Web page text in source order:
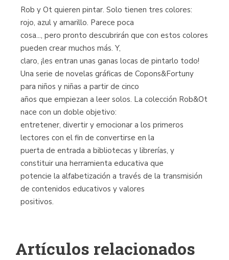
Rob y Ot quieren pintar. Solo tienen tres colores:
rojo, azul y amarillo. Parece poca
cosa..., pero pronto descubrirán que con estos colores
pueden crear muchos más. Y,
claro, ¡les entran unas ganas locas de pintarlo todo!
Una serie de novelas gráficas de Copons&Fortuny
para niños y niñas a partir de cinco
años que empiezan a leer solos. La colección Rob&Ot
nace con un doble objetivo:
entretener, divertir y emocionar a los primeros
lectores con el fin de convertirse en la
puerta de entrada a bibliotecas y librerías, y
constituir una herramienta educativa que
potencie la alfabetización a través de la transmisión
de contenidos educativos y valores
positivos.
Artículos relacionados